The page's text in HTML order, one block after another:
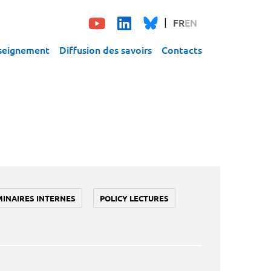
FREN
Diffusion des savoirs Contacts
INTERNES POLICY LECTURES